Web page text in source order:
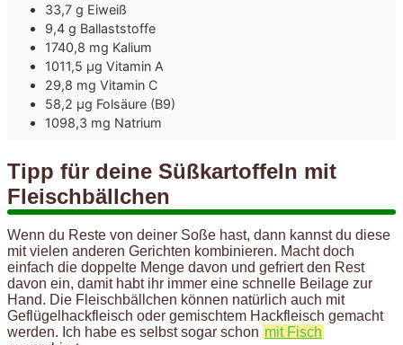
33,7 g Eiweiß
9,4 g Ballaststoffe
1740,8 mg Kalium
1011,5 µg Vitamin A
29,8 mg Vitamin C
58,2 µg Folsäure (B9)
1098,3 mg Natrium
Tipp für deine Süßkartoffeln mit
Fleischbällchen
Wenn du Reste von deiner Soße hast, dann kannst du diese
mit vielen anderen Gerichten kombinieren. Macht doch
einfach die doppelte Menge davon und gefriert den Rest
davon ein, damit habt ihr immer eine schnelle Beilage zur
Hand. Die Fleischbällchen können natürlich auch mit
Geflügelhackfleisch oder gemischtem Hackfleisch gemacht
werden. Ich habe es selbst sogar schon mit Fisch